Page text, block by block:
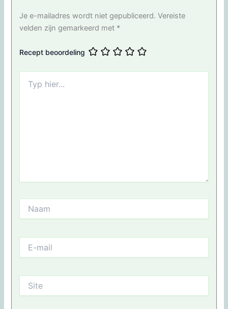
Je e-mailadres wordt niet gepubliceerd. Vereiste
velden zijn gemarkeerd met *
Recept beoordeling
hier...
mail